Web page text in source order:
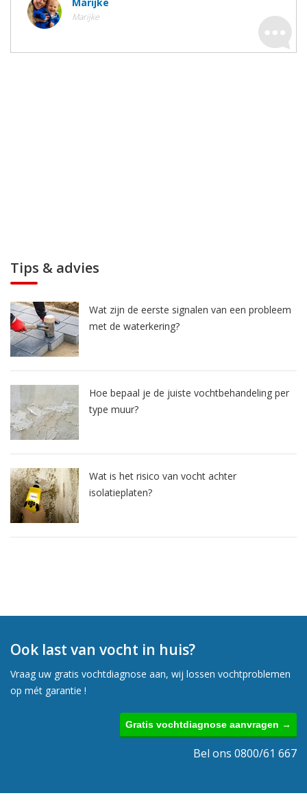
Marijke
Tips & advies
Wat zijn de eerste signalen van een probleem
met de waterkering?
Hoe bepaal je de juiste vochtbehandeling per
type muur?
Wat is het risico van vocht achter
isolatieplaten?
Ook last van vocht in huis?
Vraag uw gratis vochtdiagnose aan, wij lossen vochtproblemen
op mét garantie !
Gratis vochtdiagnose aanvragen →
Bel ons 0800/61 667